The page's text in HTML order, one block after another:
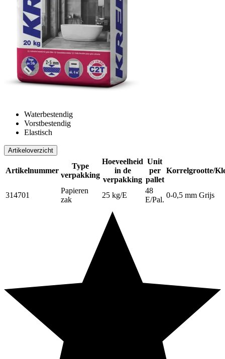
Waterbestendig
Vorstbestendig
Elastisch
Artikeloverzicht
Artikelnummer
Type
verpakking
Hoeveelheid
in de
verpakking
Unit
per
pallet
Korrelgrootte/
314701
Papieren
zak
25 kg/E
48
E/Pal.
0-0,5 mm Grijs